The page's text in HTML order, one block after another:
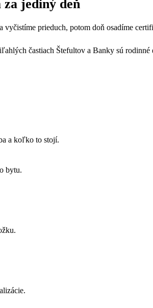
za jediný deň
prieduch, potom doň osadíme
častiach Štefultov a Banky sú
a koľko to stojí.
bytu.